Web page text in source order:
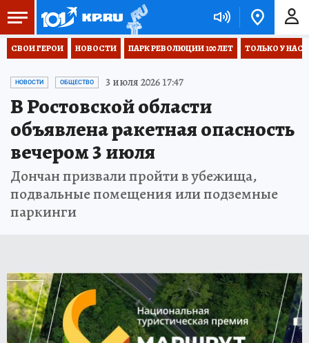
СВОИ ГЕРОИ НОВОСТИ ПАРК РЕВОЛЮЦИИ 100 ЛЕТ ТОЛЬКО У НАС
НОВОСТИ ОБЩЕСТВО 3 июля 2026 17:47
В Ростовской области
объявлена ракетная опасность
вечером 3 июля
Дончан призвали пройти в убежища,
подвальные помещения или подземные
паркинги